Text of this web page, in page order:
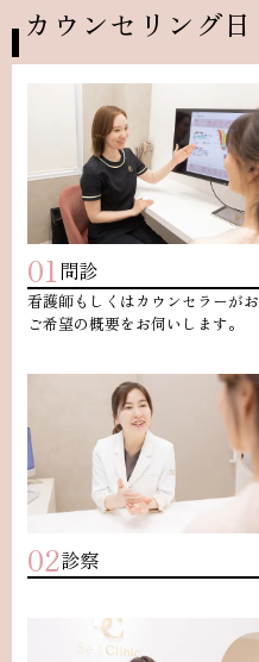
カウンセリング日
01 問診
看護師もしくはカウンセラーがお
ご希望の概要をお伺いします。
02診察